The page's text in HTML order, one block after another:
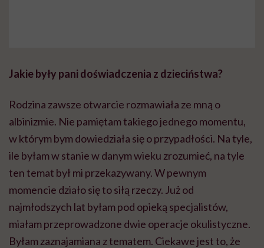
Jakie były pani doświadczenia z dzieciństwa?
Rodzina zawsze otwarcie rozmawiała ze mną o
albinizmie. Nie pamiętam takiego jednego momentu,
w którym bym dowiedziała się o przypadłości. Na tyle,
ile byłam w stanie w danym wieku zrozumieć, na tyle
ten temat był mi przekazywany. W pewnym
momencie działo się to siłą rzeczy. Już od
najmłodszych lat byłam pod opieką specjalistów,
miałam przeprowadzone dwie operacje okulistyczne.
Byłam zaznajamiana z tematem. Ciekawe jest to, że